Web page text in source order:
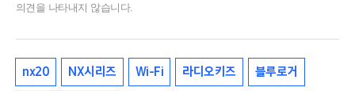
의견을 나타내지 않습니다.
nx20 NX시리즈 Wi-Fi 라디오키즈 블루로거